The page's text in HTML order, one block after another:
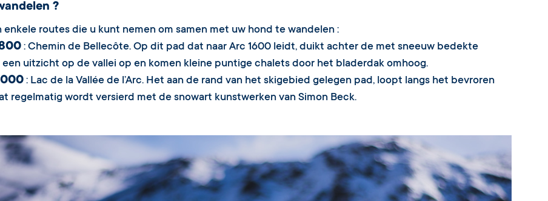
?
enkele routes die u kunt nemen om samen met uw hond te wandelen :
: Chemin de Bellecôte. Op dit pad dat naar Arc 1600 leidt, duikt achter de met sneeuw bedekte
een uitzicht op de vallei op en komen kleine puntige chalets door het bladerdak omhoog.
: Lac de la Vallée de l’Arc. Het aan de rand van het skigebied gelegen pad, loopt langs het bevroren
regelmatig wordt versierd met de snowart kunstwerken van Simon Beck.